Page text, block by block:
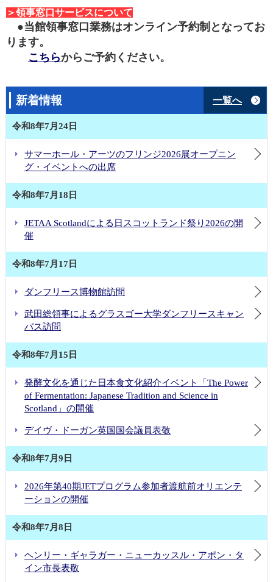
＞領事窓口サービスについて
●当館領事窓口業務はオンライン予約制となってお
ります。
こちらからご予約ください。
新着情報 一覧へ
令和8年7月24日
サマーホール・アーツのフリンジ2026展オープニン
グ・イベントへの出席
令和8年7月18日
JETAA Scotlandによる日スコットランド祭り2026の開
催
令和8年7月17日
ダンフリース博物館訪問
武田総領事によるグラスゴー大学ダンフリースキャン
パス訪問
令和8年7月15日
発酵文化を通じた日本食文化紹介イベント「The Power
of Fermentation: Japanese Tradition and Science in
Scotland」の開催
デイヴ・ドーガン英国国会議員表敬
令和8年7月9日
2026年第40期JETプログラム参加者渡航前オリエンテ
ーションの開催
令和8年7月8日
ヘンリー・ギャラガー・ニューカッスル・アポン・タ
イン市長表敬